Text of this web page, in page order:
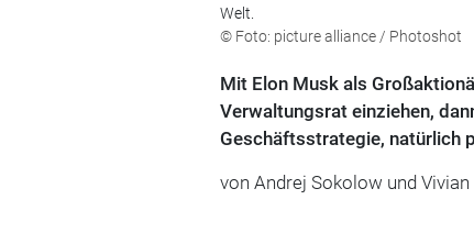
Welt.
© Foto: picture alliance / Photoshot
Mit Elon Musk als
Verwaltungsrat einziehen,
Geschäftsstrategie, natürlich
von Andrej Sokolow und Vivian